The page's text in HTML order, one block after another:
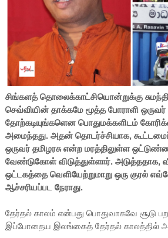
சிங்களத் தொலைக்காட்சியொன்றுக்கு
செவ்வியின் தாக்கமே மூத்த போராளி ஒருவர்
தோற்கடியுங்களென பொதுமக்களிடம்
அமைந்தது. அதன் தொடர்ச்சியாக,
ஒருவர் தமிழரசு என்ற மரத்திலுள்ள
வேண்டுகோள் விடுத்துள்ளார். அடுத்ததாக,
ஒட்டகத்தை வெளியேற்றுமாறு ஒரு குரல்
ஆச்சரியப்பட நேராது.
தேர்தல் காலம் என்பது பொதுவாகவே சூடு
இப்போதைய இலங்கைத் தேர்தல் காலத்தில்